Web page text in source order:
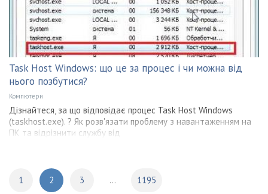
Task Host Windows: що це за процес і чи можна від
нього позбутися?
Компютери
Дізнайтеся, за що відповідає процес Task Host Windows
(taskhost.exe). ? Як розв'язати проблему з навантаженням на
ПК та відрізнити службу від
1 2 3 ... 1195